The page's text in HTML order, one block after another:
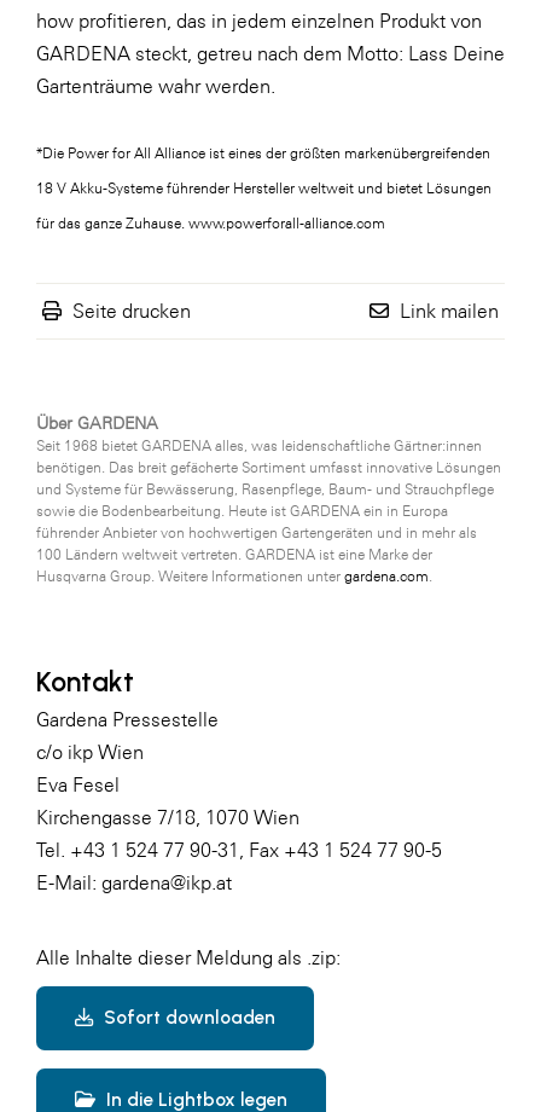
how profitieren, das in jedem einzelnen Produkt von
GARDENA steckt, getreu nach dem Motto: Lass Deine
Gartenträume wahr werden.
*Die Power for All Alliance ist eines der größten markenübergreifenden
18 V Akku-Systeme führender Hersteller weltweit und bietet Lösungen
für das ganze Zuhause. www.powerforall-alliance.com
Seite drucken Link mailen
Über GARDENA
Seit 1968 bietet GARDENA alles, was leidenschaftliche Gärtner:innen
benötigen. Das breit gefächerte Sortiment umfasst innovative Lösungen
und Systeme für Bewässerung, Rasenpflege, Baum- und Strauchpflege
sowie die Bodenbearbeitung. Heute ist GARDENA ein in Europa
führender Anbieter von hochwertigen Gartengeräten und in mehr als
100 Ländern weltweit vertreten. GARDENA ist eine Marke der
Husqvarna Group. Weitere Informationen unter gardena.com.
Kontakt
Gardena Pressestelle
c/o ikp Wien
Eva Fesel
Kirchengasse 7/18, 1070 Wien
Tel. +43 1 524 77 90-31, Fax +43 1 524 77 90-5
E-Mail: gardena@ikp.at
Alle Inhalte dieser Meldung als .zip:
Sofort downloaden
In die Lightbox legen